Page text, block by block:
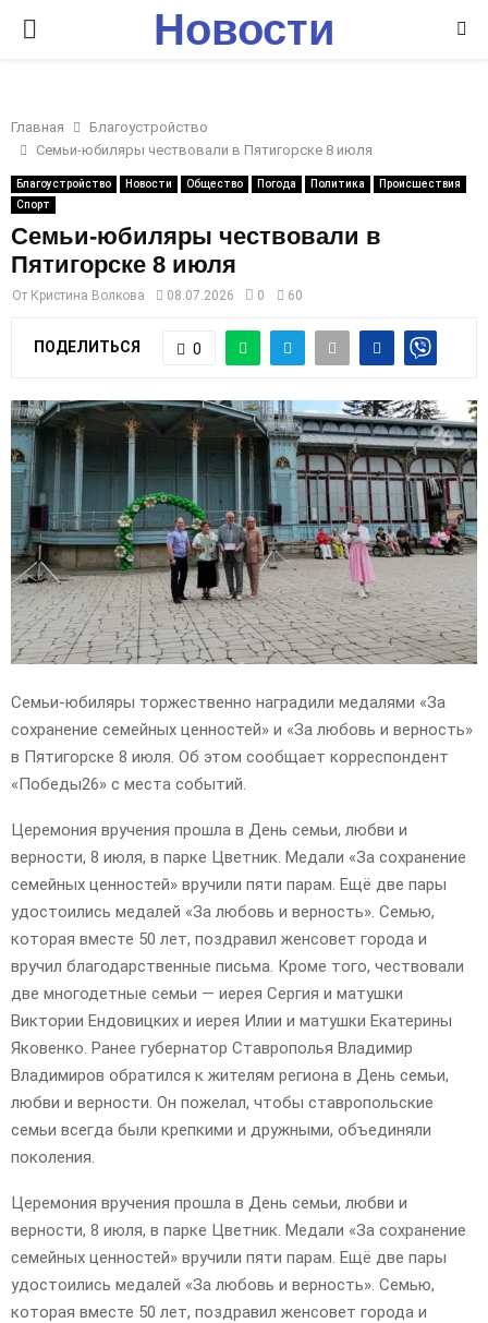
P
I
M
A
M
E
N
U
Новости
Главная
Благоустройство
Семьи-юбиляры чествовали в Пятигорске 8 июля
Благоустройство Новости Общество Погода Политика
Происшествия
Спорт
Семьи-юбиляры чествовали в
Пятигорске 8 июля
От Кристина Волкова 08.07.2026 0 60
ПОДЕЛИТЬСЯ 0
Семьи-юбиляры торжественно наградили медалями «За
сохранение семейных ценностей» и «За любовь и верность»
в Пятигорске 8 июля. Об этом сообщает корреспондент
«Победы26» с места событий.
Церемония вручения прошла в День семьи, любви и
верности, 8 июля, в парке Цветник. Медали «За сохранение
семейных ценностей» вручили пяти парам. Ещё две пары
удостоились медалей «За любовь и верность». Семью,
которая вместе 50 лет, поздравил женсовет города и
вручил благодарственные письма. Кроме того, чествовали
две многодетные семьи — иерея Сергия и матушки
Виктории Ендовицких и иерея Илии и матушки Екатерины
Яковенко. Ранее губернатор Ставрополья Владимир
Владимиров обратился к жителям региона в День семьи,
любви и верности. Он пожелал, чтобы ставропольские
семьи всегда были крепкими и дружными, объединяли
поколения.
Церемония вручения прошла в День семьи, любви и
верности, 8 июля, в парке Цветник. Медали «За сохранение
семейных ценностей» вручили пяти парам. Ещё две пары
удостоились медалей «За любовь и верность». Семью,
которая вместе 50 лет, поздравил женсовет города и